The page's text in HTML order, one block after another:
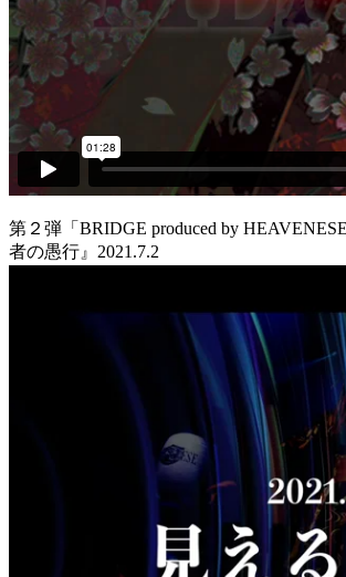
第２弾「BRIDGE produced by
者の愚行』2021.7.2